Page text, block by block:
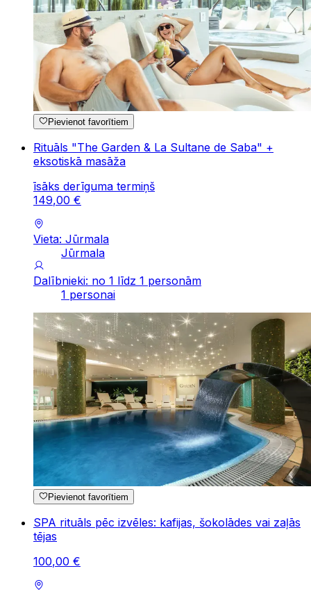
Pievienot favorītiem
Rituāls "The Garden & La Sultane de Saba" +
eksotiskā masāža
īsāks derīguma termiņš
149,00 €
Vieta: Jūrmala
Jūrmala
Dalībnieki: no 1 līdz 1 personām
1 personai
Pievienot favorītiem
SPA rituāls pēc izvēles: kafijas, šokolādes vai zaļās
tējas
100,00 €